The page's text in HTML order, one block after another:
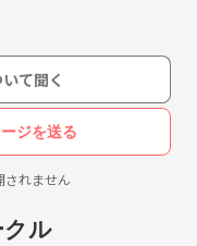
て聞く
ジを送る
れません
ル